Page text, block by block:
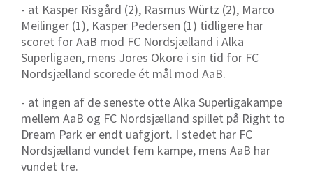
- at Kasper Risgård (2), Rasmus Würtz (2), Marco
Meilinger (1), Kasper Pedersen (1) tidligere har
scoret for AaB mod FC Nordsjælland i Alka
Superligaen, mens Jores Okore i sin tid for FC
Nordsjælland scorede ét mål mod AaB.
- at ingen af de seneste otte Alka Superligakampe
mellem AaB og FC Nordsjælland spillet på Right to
Dream Park er endt uafgjort. I stedet har FC
Nordsjælland vundet fem kampe, mens AaB har
vundet tre.